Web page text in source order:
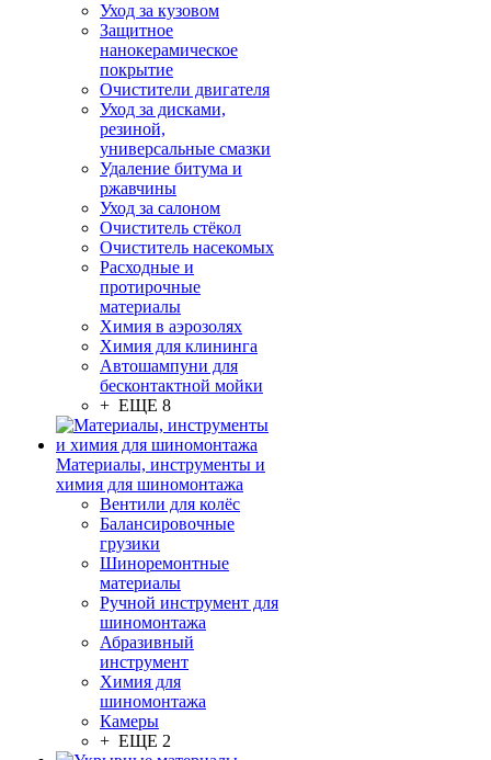
Уход за кузовом
Защитное
нанокерамическое
покрытие
Очистители двигателя
Уход за дисками,
резиной,
универсальные смазки
Удаление битума и
ржавчины
Уход за салоном
Очиститель стёкол
Очиститель насекомых
Расходные и
протирочные
материалы
Химия в аэрозолях
Химия для клининга
Автошампуни для
бесконтактной мойки
+ ЕЩЕ 8
Материалы, инструменты и
химия для шиномонтажа
Вентили для колёс
Балансировочные
грузики
Шиноремонтные
материалы
Ручной инструмент для
шиномонтажа
Абразивный
инструмент
Химия для
шиномонтажа
Камеры
+ ЕЩЕ 2